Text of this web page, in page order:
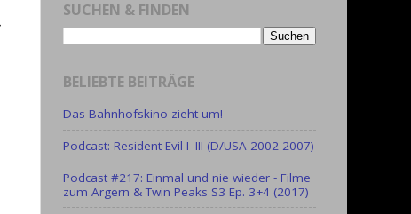
SUCHEN & FINDEN
BELIEBTE BEITRÄGE
Das Bahnhofskino zieht um!
Podcast: Resident Evil I–III (D/USA 2002-2007)
Podcast #217: Einmal und nie wieder - Filme
zum Ärgern & Twin Peaks S3 Ep. 3+4 (2017)